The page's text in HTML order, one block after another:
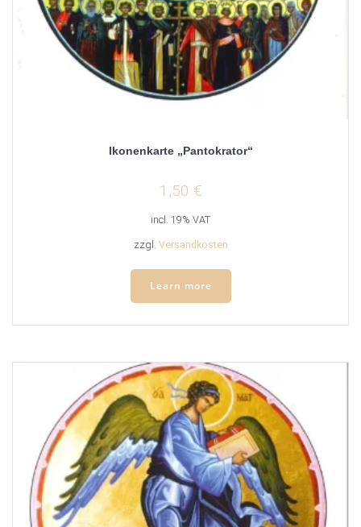
Ikonenkarte „Pantokrator“
1,50 €
incl. 19% VAT
zzgl. Versandkosten
Learn more